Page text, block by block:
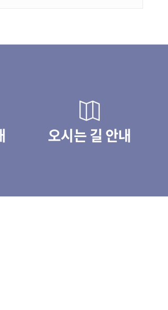
오시는 길 안내